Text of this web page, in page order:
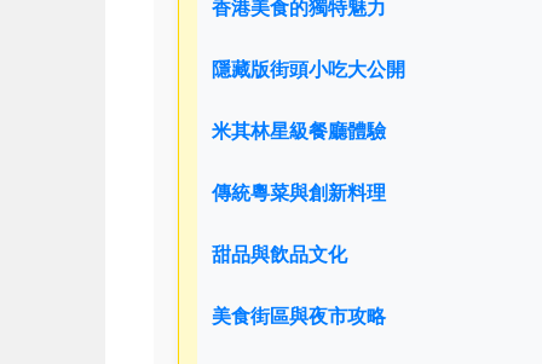
香港美食的獨特魅力
隱藏版街頭小吃大公開
米其林星級餐廳體驗
傳統粵菜與創新料理
甜品與飲品文化
美食街區與夜市攻略